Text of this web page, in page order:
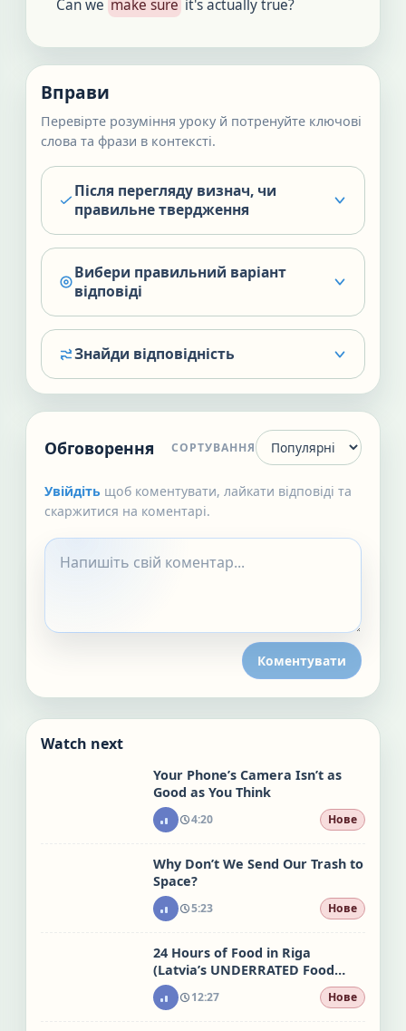
Can we make sure it's actually true?
Вправи
Перевірте розуміння уроку й потренуйте ключові
слова та фрази в контексті.
Після перегляду визнач, чи
правильне твердження
Вибери правильний варіант
відповіді
Знайди відповідність
Обговорення СОРТУВАННЯ
Увійдіть щоб коментувати, лайкати відповіді та
скаржитися на коментарі.
Коментувати
Watch next
Your Phone’s Camera Isn’t as
Good as You Think
4:20 Нове
Why Don’t We Send Our Trash to
Space?
5:23 Нове
24 Hours of Food in Riga
(Latvia’s UNDERRATED Food
City)
12:27 Нове